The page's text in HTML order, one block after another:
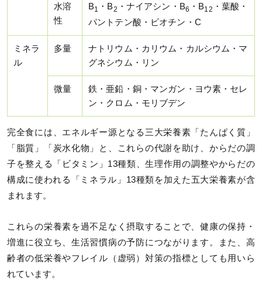
水溶
性
B1 ・B2 ・ナイアシン・B6 ・B12 ・葉酸・
パントテン酸・ビオチン・C
ミネラ
ル
多量
ナトリウム・カリウム・カルシウム・マ
グネシウム・リン
微量
鉄・亜鉛・銅・マンガン・ヨウ素・セレ
ン・クロム・モリブデン
完全食には、エネルギー源となる三大栄養素「たんぱく質」
「脂質」「炭水化物」と、これらの代謝を助け、からだの調
子を整える「ビタミン」13種類、生理作用の調整やからだの
構成に使われる「ミネラル」13種類を加えた五大栄養素が含
まれます。
これらの栄養素を過不足なく摂取することで、健康の保持・
増進に役立ち、生活習慣病の予防につながります。また、高
齢者の低栄養やフレイル（虚弱）対策の指標としても用いら
れています。